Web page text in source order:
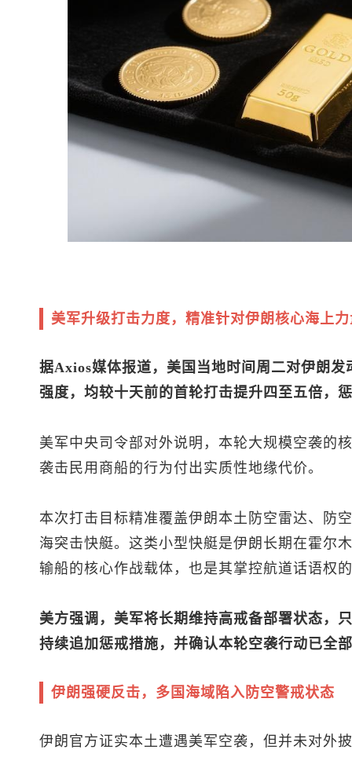
美军升级打击力度，精准针对伊朗核心海上
据Axios媒体报道，美国当地时间周二对伊朗
强度，均较十天前的首轮打击提升四至五倍，
美军中央司令部对外说明，本轮大规模空袭的
袭击民用商船的行为付出实质性地缘代价。
本次打击目标精准覆盖伊朗本土防空雷达、防
海突击快艇。这类小型快艇是伊朗长期在霍尔
输船的核心作战载体，也是其掌控航道话语权
美方强调，美军将长期维持高戒备部署状态，
持续追加惩戒措施，并确认本轮空袭行动已全
伊朗强硬反击，多国海域陷入防空警戒状态
伊朗官方证实本土遭遇美军空袭，但并未对外